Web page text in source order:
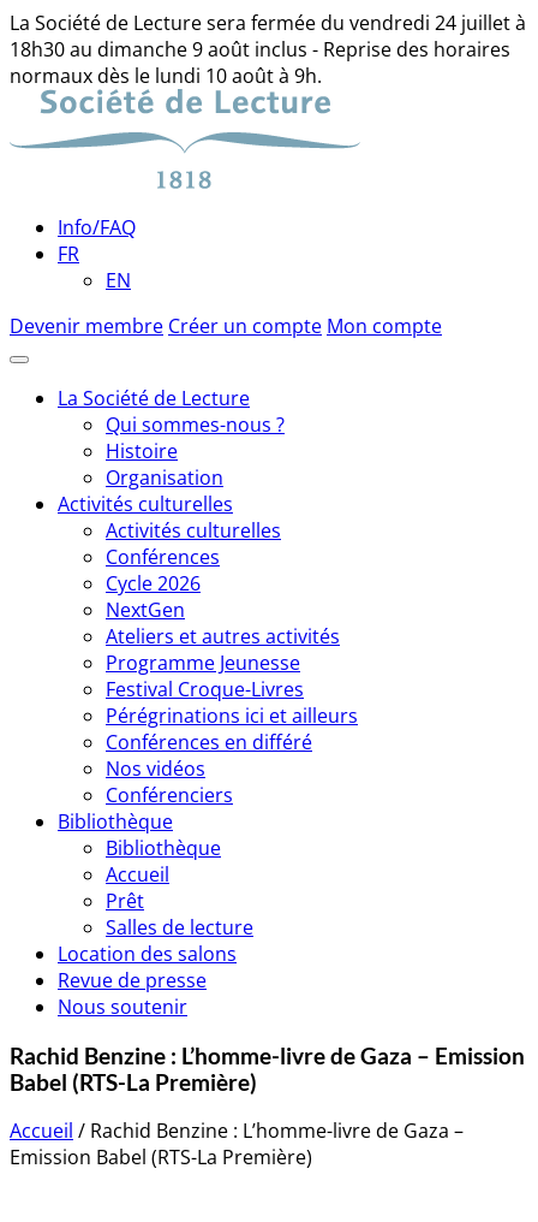
La Société de Lecture sera fermée du vendredi 24 juillet à
18h30 au dimanche 9 août inclus - Reprise des horaires
normaux dès le lundi 10 août à 9h.
Skip
content
Info/FAQ
FR
EN
Devenir membre Créer un compte Mon compte
La Société de Lecture
Qui sommes-nous ?
Histoire
Organisation
Activités culturelles
Activités culturelles
Conférences
Cycle 2026
NextGen
Ateliers et autres activités
Programme Jeunesse
Festival Croque-Livres
Pérégrinations ici et ailleurs
Conférences en différé
Nos vidéos
Conférenciers
Bibliothèque
Bibliothèque
Accueil
Prêt
Salles de lecture
Location des salons
Revue de presse
Nous soutenir
Rachid Benzine : L’homme-livre de Gaza – Emission
Babel (RTS-La Première)
Accueil / Rachid Benzine : L’homme-livre de Gaza –
Emission Babel (RTS-La Première)